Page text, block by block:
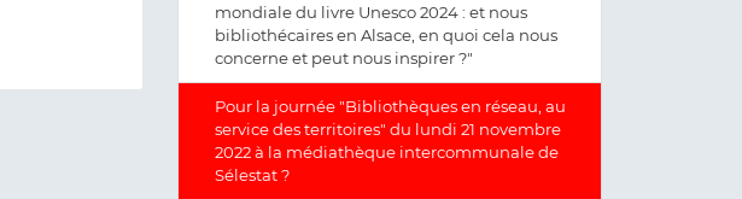
mondiale du livre Unesco 2024 : et nous
bibliothécaires en Alsace, en quoi cela nous
concerne et peut nous inspirer ?"
Pour la journée "Bibliothèques en réseau, au
service des territoires" du lundi 21 novembre
2022 à la médiathèque intercommunale de
Sélestat ?